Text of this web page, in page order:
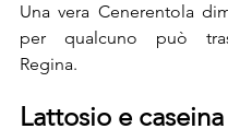
Una vera Cenerentola
per qualcuno può
Regina.
Lattosio e caseina